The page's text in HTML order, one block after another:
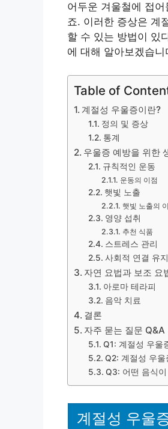
어두운 겨울철에 접
죠. 이러한 증상은 계
할 수 있는 방법이 있
에 대해 알아보겠습니
Table of
계절성 우울증이란?
정의 및 증상
통계
우울증 예방을 위한
규칙적인 운동
운동의 이점
햇빛 노출
햇빛 노출의
영양 섭취
추천 식품
스트레스 관리
사회적 연결 유지
자연 요법과 보조 요
아로마 테라피
음악 치료
결론
자주 묻는 질문 Q&A
Q1: 계절성 우울
Q2: 계절성 우
Q3: 어떤 음식
계절성 우울